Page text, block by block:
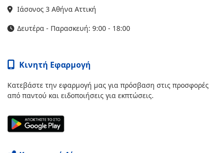
Ιάσονος 3 Αθήνα Αττική
Δευτέρα - Παρασκευή: 9:00 - 18:00
Κινητή Εφαρμογή
Κατεβάστε την εφαρμογή μας για πρόσβαση στις προσφορές
από παντού και ειδοποιήσεις για εκπτώσεις.